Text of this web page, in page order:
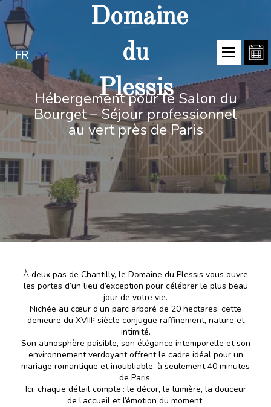
FR
Domaine
du
Plessis
Hébergement pour le Salon du
Bourget – Séjour professionnel
au vert près de Paris
À deux pas de Chantilly, le Domaine du Plessis vous ouvre
les portes d’un lieu d’exception pour célébrer le plus beau
jour de votre vie.
Nichée au cœur d’un parc arboré de 20 hectares, cette
demeure du XVIIIᵉ siècle conjugue raffinement, nature et
intimité.
Son atmosphère paisible, son élégance intemporelle et son
environnement verdoyant offrent le cadre idéal pour un
mariage romantique et inoubliable, à seulement 40 minutes
de Paris.
Ici, chaque détail compte : le décor, la lumière, la douceur
de l’accueil et l’émotion du moment.